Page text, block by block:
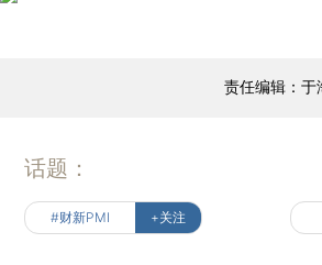
责任编辑：于
话题：
#财新PMI +关注